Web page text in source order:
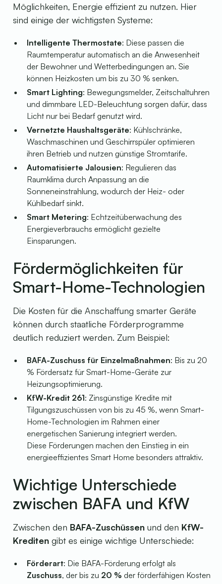
Möglichkeiten, Energie effizient zu nutzen. Hier
sind einige der wichtigsten Systeme:
Intelligente Thermostate: Diese passen die
Raumtemperatur automatisch an die Anwesenheit
der Bewohner und Wetterbedingungen an. Sie
können Heizkosten um bis zu 30 % senken.
Smart Lighting: Bewegungsmelder, Zeitschaltuhren
und dimmbare LED-Beleuchtung sorgen dafür, dass
Licht nur bei Bedarf genutzt wird.
Vernetzte Haushaltsgeräte: Kühlschränke,
Waschmaschinen und Geschirrspüler optimieren
ihren Betrieb und nutzen günstige Stromtarife.
Automatisierte Jalousien: Regulieren das
Raumklima durch Anpassung an die
Sonneneinstrahlung, wodurch der Heiz- oder
Kühlbedarf sinkt.
Smart Metering: Echtzeitüberwachung des
Energieverbrauchs ermöglicht gezielte
Einsparungen.
Fördermöglichkeiten für
Smart-Home-Technologien
Die Kosten für die Anschaffung smarter Geräte
können durch staatliche Förderprogramme
deutlich reduziert werden. Zum Beispiel:
BAFA-Zuschuss für Einzelmaßnahmen: Bis zu 20
% Fördersatz für Smart-Home-Geräte zur
Heizungsoptimierung.
KfW-Kredit 261: Zinsgünstige Kredite mit
Tilgungszuschüssen von bis zu 45 %, wenn Smart-
Home-Technologien im Rahmen einer
energetischen Sanierung integriert werden.
Diese Förderungen machen den Einstieg in ein
energieeffizientes Smart Home besonders attraktiv.
Wichtige Unterschiede
zwischen BAFA und KfW
Zwischen den BAFA-Zuschüssen und den KfW-
Krediten gibt es einige wichtige Unterschiede:
Förderart: Die BAFA-Förderung erfolgt als
Zuschuss, der bis zu 20 % der förderfähigen Kosten